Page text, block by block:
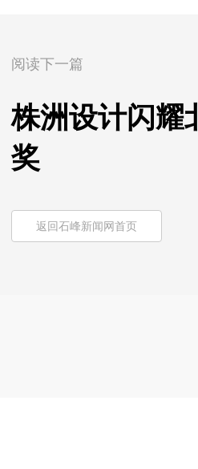
阅读下一篇
株洲设计闪耀
奖
返回石峰新闻网首页